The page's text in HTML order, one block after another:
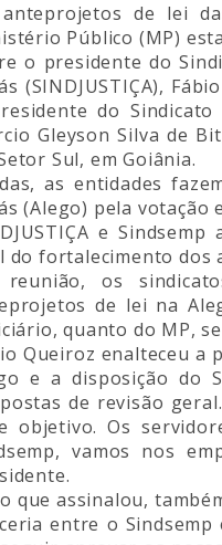
de lei
Público (MP)
o presidente do
(SINDJUSTIÇA),
do Sindicato
Gleyson Silva de
Sul, em Goiânia.
as entidades
(Alego) pela votação
e
do fortalecimento dos
reunião, os
de lei na
quanto do MP,
Queiroz enalteceu a
e a disposição do
de revisão
objetivo. Os
vamos nos
que assinalou,
entre o Sindsemp